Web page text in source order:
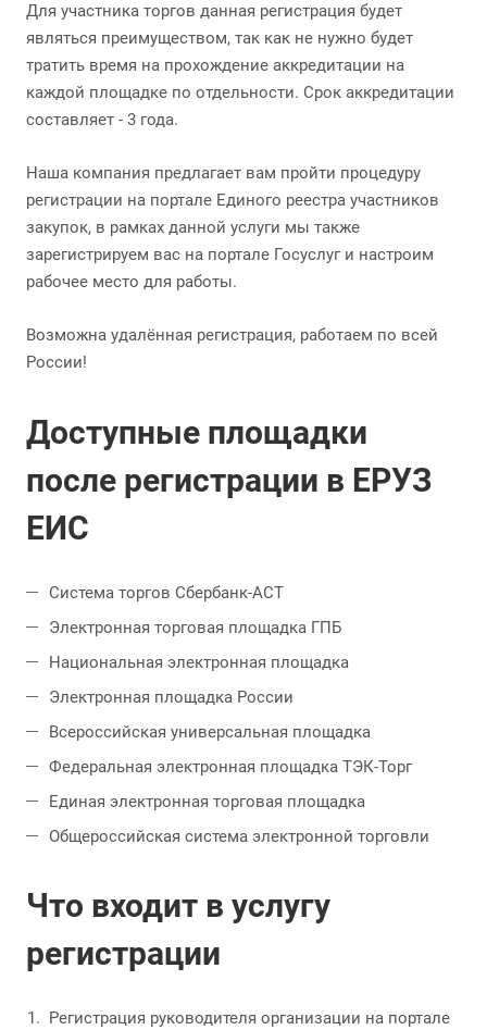
Для участника торгов данная регистрация будет
являться преимуществом, так как не нужно будет
тратить время на прохождение аккредитации на
каждой площадке по отдельности. Срок аккредитации
составляет - 3 года.
Наша компания предлагает вам пройти процедуру
регистрации на портале Единого реестра участников
закупок, в рамках данной услуги мы также
зарегистрируем вас на портале Госуслуг и настроим
рабочее место для работы.
Возможна удалённая регистрация, работаем по всей
России!
Доступные площадки
после регистрации в ЕРУЗ
ЕИС
Система торгов Сбербанк-АСТ
Электронная торговая площадка ГПБ
Национальная электронная площадка
Электронная площадка России
Всероссийская универсальная площадка
Федеральная электронная площадка ТЭК-Торг
Единая электронная торговая площадка
Общероссийская система электронной торговли
Что входит в услугу
регистрации
Регистрация руководителя организации на портале